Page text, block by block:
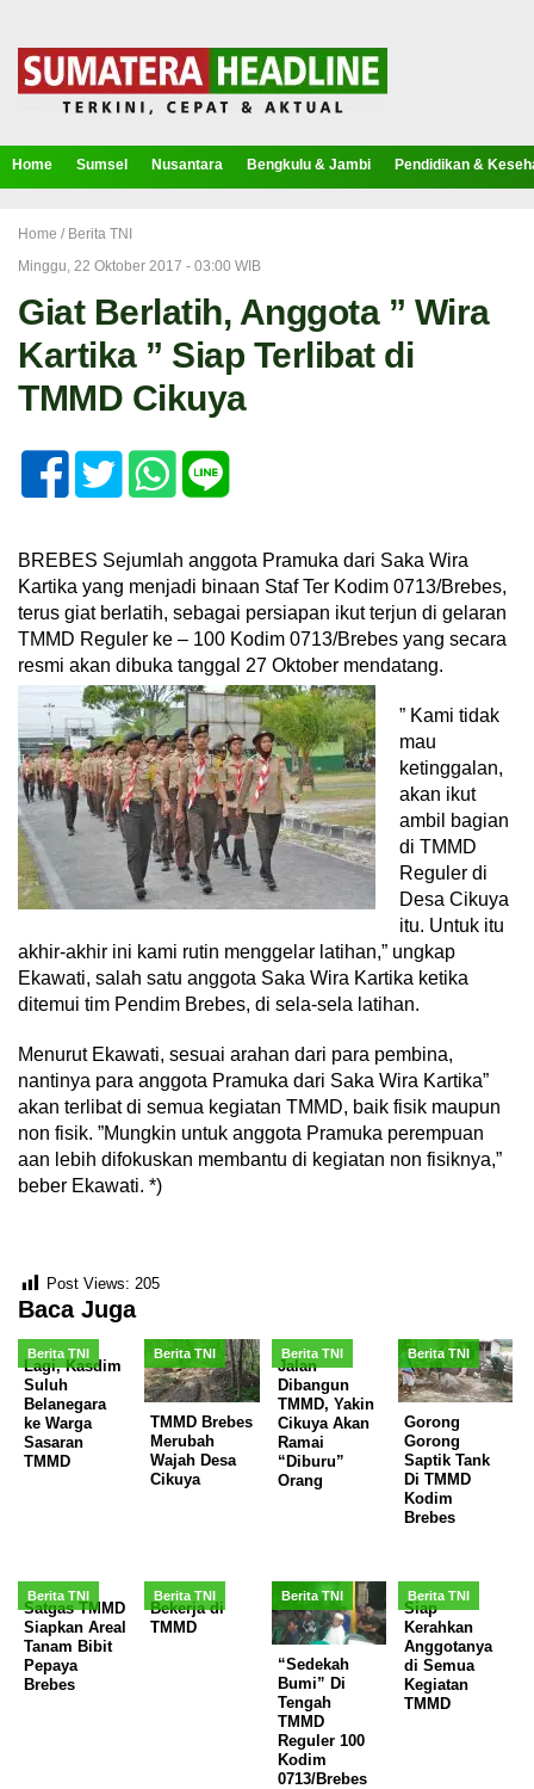
Home Sumsel Nusantara Bengkulu & Jambi Pendidikan &
Home / Berita TNI
Minggu, 22 Oktober 2017 - 03:00 WIB
Giat Berlatih, Anggota ” Wira
Kartika ” Siap Terlibat di
TMMD Cikuya
BREBES Sejumlah anggota Pramuka dari Saka Wira
Kartika yang menjadi binaan Staf Ter Kodim 0713/Brebes,
terus giat berlatih, sebagai persiapan ikut terjun di gelaran
TMMD Reguler ke – 100 Kodim 0713/Brebes yang secara
resmi akan dibuka tanggal 27 Oktober mendatang.
” Kami tidak
mau
ketinggalan,
akan ikut
ambil bagian
di TMMD
Reguler di
Desa Cikuya
itu. Untuk itu
akhir-akhir ini kami rutin menggelar latihan,” ungkap
Ekawati, salah satu anggota Saka Wira Kartika ketika
ditemui tim Pendim Brebes, di sela-sela latihan.
Menurut Ekawati, sesuai arahan dari para pembina,
nantinya para anggota Pramuka dari Saka Wira Kartika”
akan terlibat di semua kegiatan TMMD, baik fisik maupun
non fisik. ”Mungkin untuk anggota Pramuka perempuan
aan lebih difokuskan membantu di kegiatan non fisiknya,”
beber Ekawati. *)
Post Views: 205
Baca Juga
Berita TNI
Lagi, Kasdim
Suluh
Belanegara
ke Warga
Sasaran
TMMD
Berita TNI
TMMD Brebes
Merubah
Wajah Desa
Cikuya
Berita TNI
Jalan
Dibangun
TMMD, Yakin
Cikuya Akan
Ramai
“Diburu”
Orang
Berita TNI
Gorong
Gorong
Saptik Tank
Di TMMD
Kodim
Brebes
Berita TNI
Satgas TMMD
Siapkan Areal
Tanam Bibit
Pepaya
Brebes
Berita TNI
Bekerja di
TMMD
Berita TNI
“Sedekah
Bumi” Di
Tengah
TMMD
Reguler 100
Kodim
0713/Brebes
Berita TNI
Siap
Kerahkan
Anggotanya
di Semua
Kegiatan
TMMD